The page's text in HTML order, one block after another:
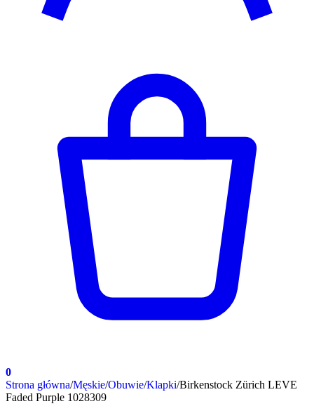
0
Strona główna/Męskie/Obuwie/Klapki/Birkenstock Zürich LEVE
Faded Purple 1028309